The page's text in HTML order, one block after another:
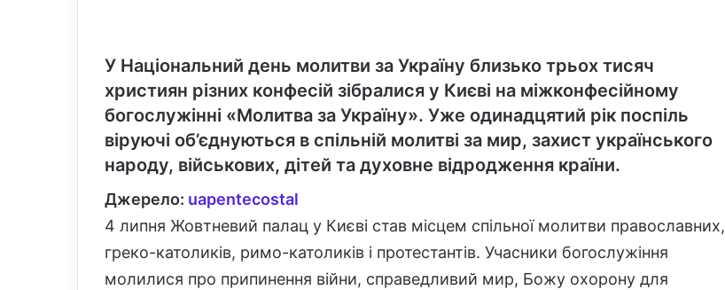
У Національний день молитви за Україну близько трьох тисяч
християн різних конфесій зібралися у Києві на міжконфесійному
богослужінні «Молитва за Україну». Уже одинадцятий рік поспіль
віруючі об’єднуються в спільній молитві за мир, захист українського
народу, військових, дітей та духовне відродження країни.
Джерело: uapentecostal
4 липня Жовтневий палац у Києві став місцем спільної молитви православних,
греко-католиків, римо-католиків і протестантів. Учасники богослужіння
молилися про припинення війни, справедливий мир, Божу охорону для